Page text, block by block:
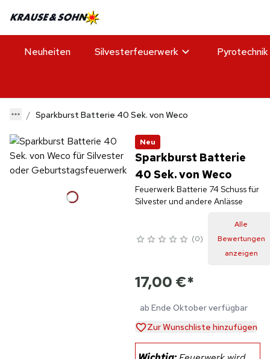
Neuheiten Silvesterfeuerwerk Pyrotechnik
Sparkburst Batterie 40 Sek. von Weco
Neu
Sparkburst Batterie
40 Sek. von Weco
Feuerwerk Batterie 74 Schuss für
Silvester und andere Anlässe
0
Alle
Bewertungen
anzeigen
17,00 €*
ab Ende Oktober verfügbar
Zur Wunschliste hinzufügen